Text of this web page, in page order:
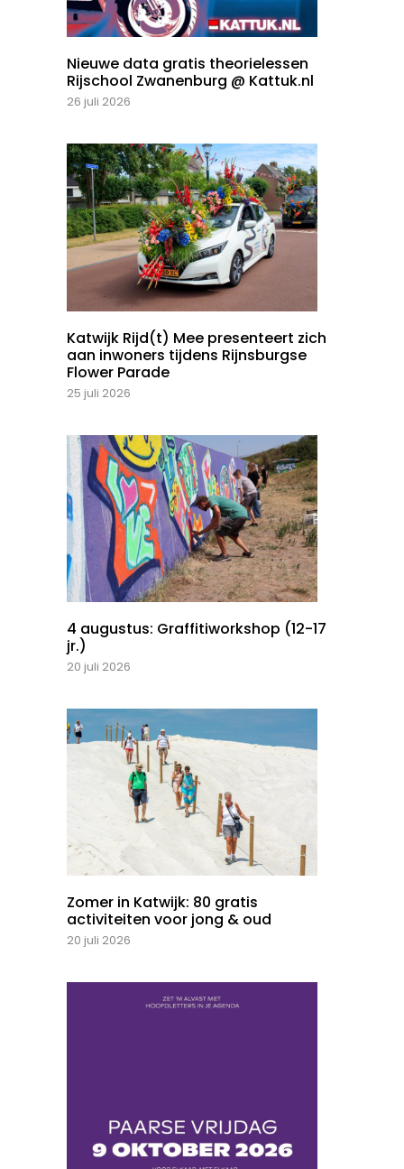
Nieuwe data gratis theorielessen
Rijschool Zwanenburg @ Kattuk.nl
26 juli 2026
Katwijk Rijd(t) Mee presenteert zich
aan inwoners tijdens Rijnsburgse
Flower Parade
25 juli 2026
4 augustus: Graffitiworkshop (12-17
jr.)
20 juli 2026
Zomer in Katwijk: 80 gratis
activiteiten voor jong & oud
20 juli 2026